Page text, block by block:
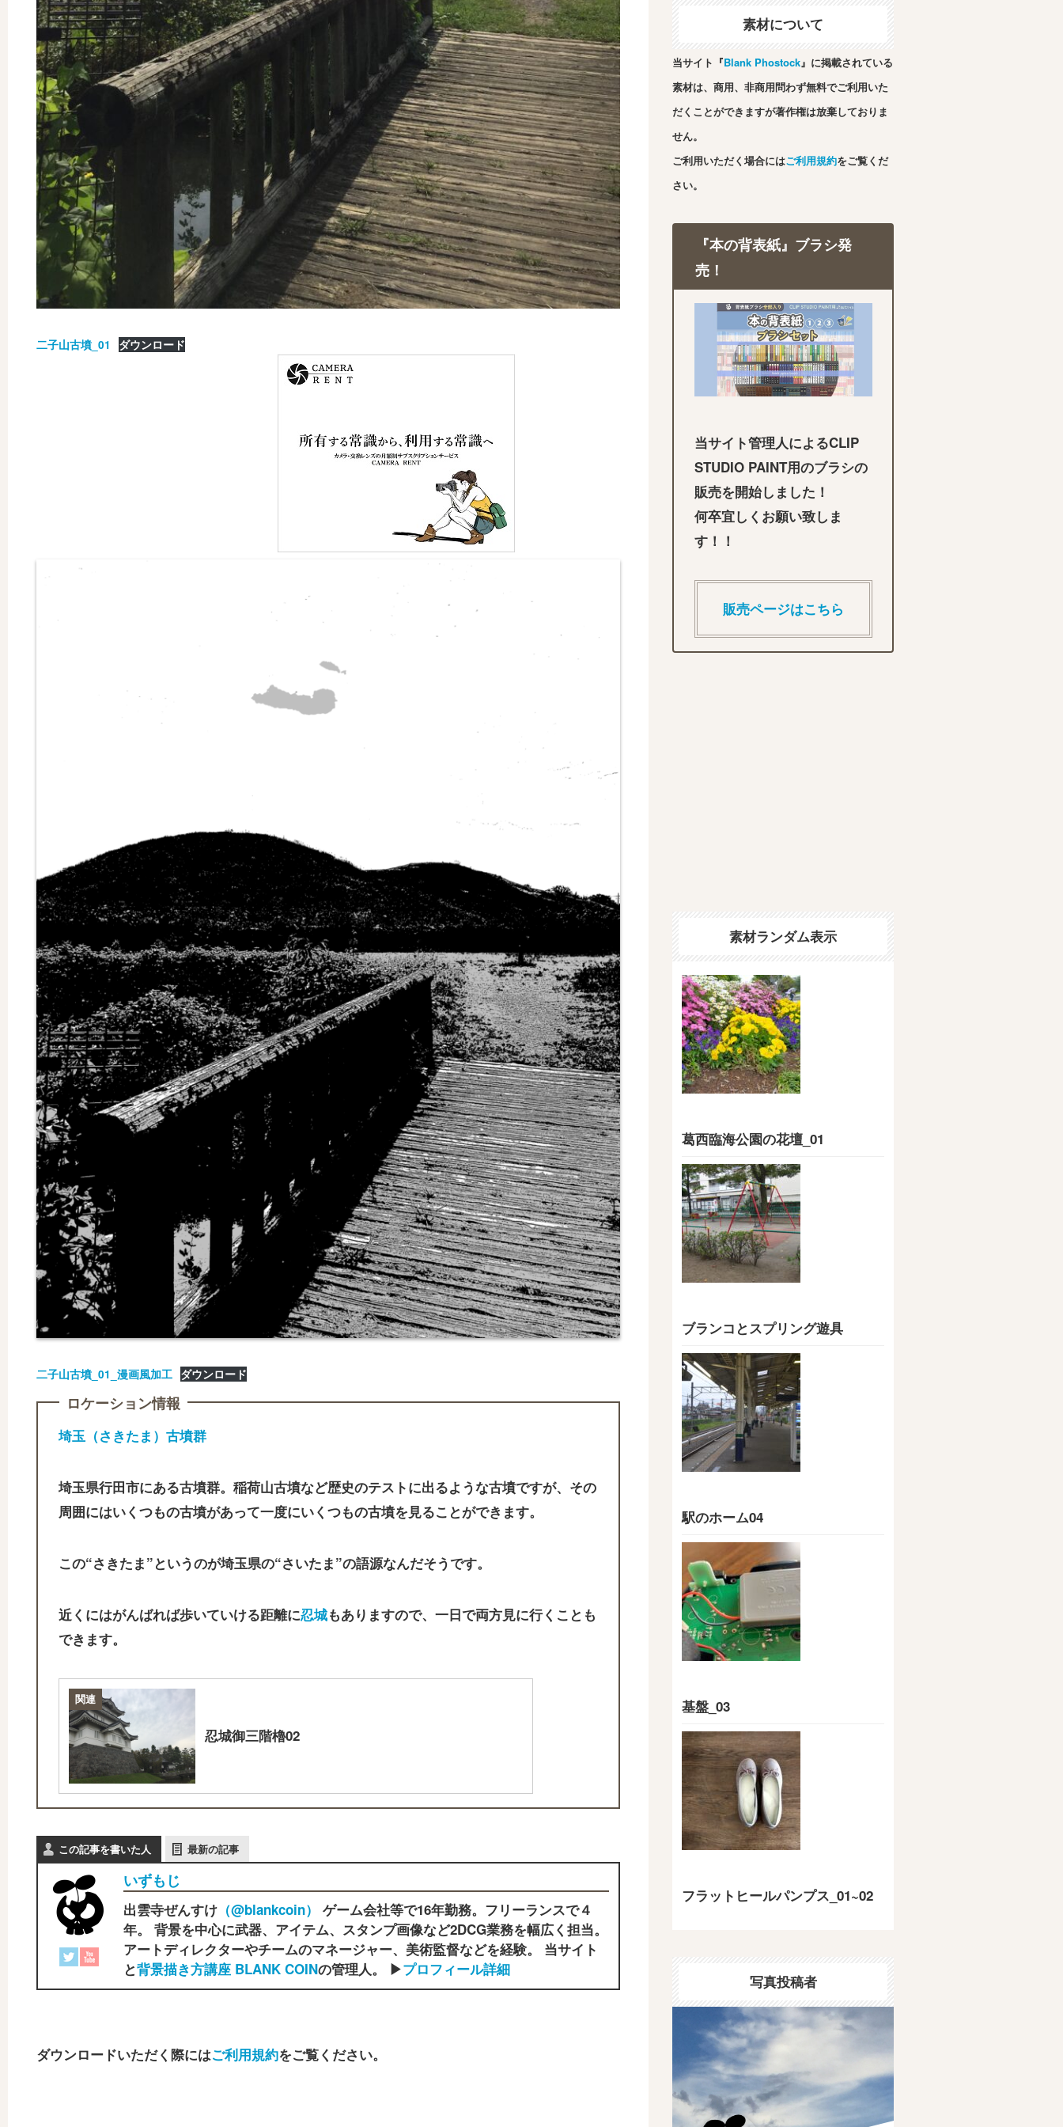
二子山古墳_01 ダウンロード
二子山古墳_01_漫画風加工 ダウンロード
ロケーション情報
埼玉（さきたま）古墳群
埼玉県行田市にある古墳群。稲荷山古墳など歴史のテストに出るような古墳ですが、その
周囲にはいくつもの古墳があって一度にいくつもの古墳を見ることができます。
この“さきたま”というのが埼玉県の“さいたま”の語源なんだそうです。
近くにはがんばれば歩いていける距離に忍城もありますので、一日で両方見に行くことも
できます。
関連
忍城御三階櫓02
この記事を書いた人 最新の記事
いずもじ
出雲寺ぜんすけ （‎@blankcoin）
ゲーム会社等で16年勤務。フリーランスで４
年。 背景を中心に武器、アイテム、スタンプ画像など2DCG業務を幅広く担当。
アートディレクターやチームのマネージャー、美術監督などを経験。 当サイト
と背景描き方講座 BLANK COINの管理人。 ▶プロフィール詳細
ダウンロードいただく際にはご利用規約をご覧ください。
素材について
当サイト『Blank Phostock』に掲載されている
素材は、商用、非商用問わず無料でご利用いた
だくことができますが著作権は放棄しておりま
せん。
ご利用いただく場合にはご利用規約をご覧くだ
さい。
『本の背表紙』ブラシ発
売！
当サイト管理人によるCLIP
STUDIO PAINT用のブラシの
販売を開始しました！
何卒宜しくお願い致しま
す！！
販売ページはこちら
素材ランダム表示
葛西臨海公園の花壇_01
ブランコとスプリング遊具
駅のホーム04
基盤_03
フラットヒールパンプス_01~02
写真投稿者